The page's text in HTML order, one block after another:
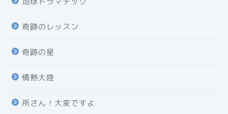
奇跡のレッスン
奇跡の星
情熱大陸
所さん！大変ですよ